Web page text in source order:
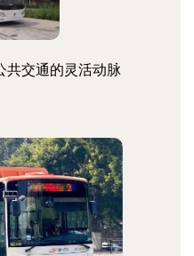
共交通的灵活动脉